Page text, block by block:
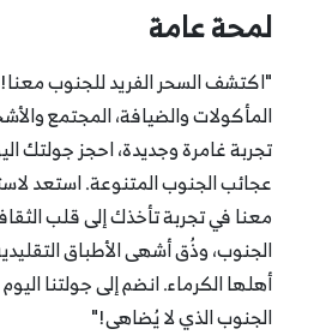
لمحة عامة
"اكتشف السحر الفريد للجنوب معنا!
المأكولات والضيافة، المجتمع
تجربة غامرة وجديدة، احجز جولتك
عجائب الجنوب المتنوعة. استعد
معنا في تجربة تأخذك إلى قلب
الجنوب، وذُق أشهى الأطباق
أهلها الكرماء. انضم إلى جولتنا
الجنوب الذي لا يُضاهى!"